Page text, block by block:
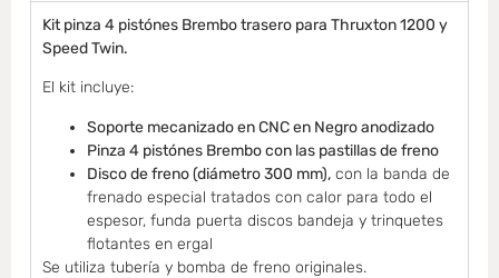
Kit pinza 4 pistónes Brembo trasero para Thruxton 1200 y
Speed Twin.
El kit incluye:
Soporte mecanizado en CNC en Negro anodizado
Pinza 4 pistónes Brembo con las pastillas de freno
Disco de freno (diámetro 300 mm), con la banda de
frenado especial tratados con calor para todo el
espesor, funda puerta discos bandeja y trinquetes
flotantes en ergal
Se utiliza tubería y bomba de freno originales.